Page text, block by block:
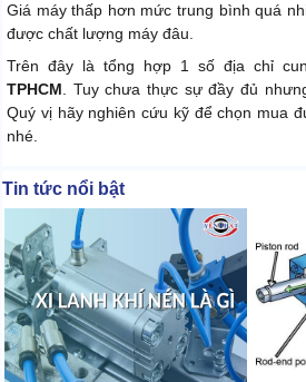
Giá máy thấp hơn mức trung bình quá
được chất lượng máy đâu.
Trên đây là tổng hợp 1 số địa chỉ
TPHCM. Tuy chưa thực sự đầy đủ
Quý vị hãy nghiên cứu kỹ để chọn mua
nhé.
Tin tức nổi bật